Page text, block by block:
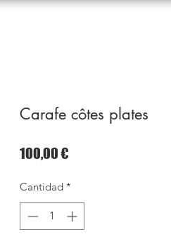
Carafe côtes plates
100,00 €
Cantidad *